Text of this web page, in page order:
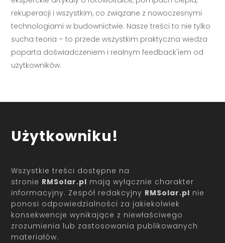
rekuperacji i wszystkim, co związane z nowoczesnymi
technologiami w budownictwie. Nasze treści to nie tylko
sucha teoria – to przede wszystkim praktyczna wiedza
poparta doświadczeniem i realnym feedback'iem od
użytkowników.
Użytkowniku!
Wszystkie treści dostępne na
stronie RMSolar.pl mają wyłącznie charakter
informacyjny. Zespół redakcyjny RMSolar.pl nie
ponosi odpowiedzialności za jakiekolwiek
konsekwencje wynikające z niewłaściwego
zrozumienia lub zastosowania publikowanych
materiałów.